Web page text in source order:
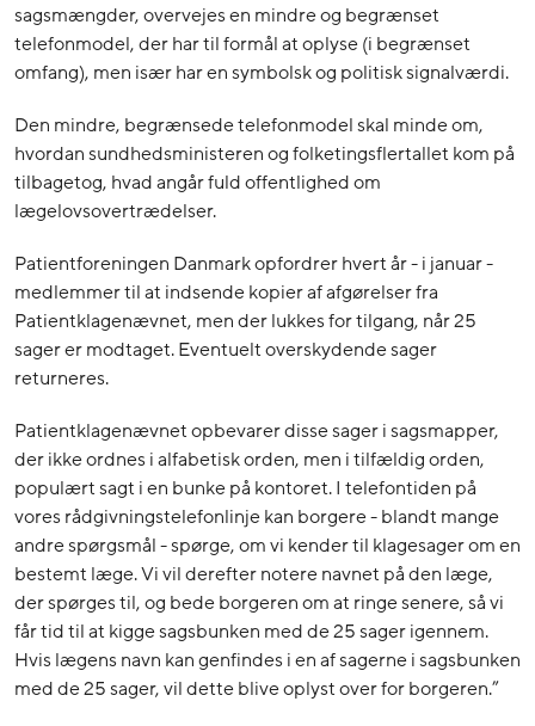
sagsmængder, overvejes en mindre og begrænset
telefonmodel, der har til formål at oplyse (i begrænset
omfang), men især har en symbolsk og politisk signalværdi.
Den mindre, begrænsede telefonmodel skal minde om,
hvordan sundhedsministeren og folketingsflertallet kom på
tilbagetog, hvad angår fuld offentlighed om
lægelovsovertrædelser.
Patientforeningen Danmark opfordrer hvert år - i januar -
medlemmer til at indsende kopier af afgørelser fra
Patientklagenævnet, men der lukkes for tilgang, når 25
sager er modtaget. Eventuelt overskydende sager
returneres.
Patientklagenævnet opbevarer disse sager i sagsmapper,
der ikke ordnes i alfabetisk orden, men i tilfældig orden,
populært sagt i en bunke på kontoret. I telefontiden på
vores rådgivningstelefonlinje kan borgere - blandt mange
andre spørgsmål - spørge, om vi kender til klagesager om en
bestemt læge. Vi vil derefter notere navnet på den læge,
der spørges til, og bede borgeren om at ringe senere, så vi
får tid til at kigge sagsbunken med de 25 sager igennem.
Hvis lægens navn kan genfindes i en af sagerne i sagsbunken
med de 25 sager, vil dette blive oplyst over for borgeren.”